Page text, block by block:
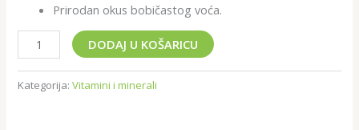
Prirodan okus bobičastog voća.
DODAJ U KOŠARICU
Kategorija:Vitamini i minerali